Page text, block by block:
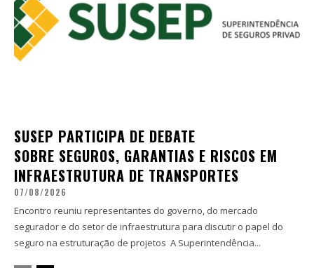
SUSEP PARTICIPA DE DEBATE
SOBRE SEGUROS, GARANTIAS E RISCOS EM
INFRAESTRUTURA DE TRANSPORTES
07/08/2026
Encontro reuniu representantes do governo, do mercado
segurador e do setor de infraestrutura para discutir o papel do
seguro na estruturação de projetos A Superintendência...